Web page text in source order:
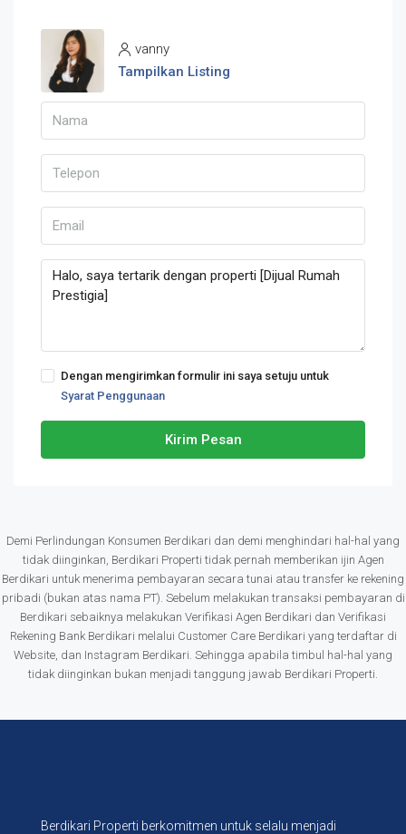
vanny
Tampilkan Listing
Dengan mengirimkan formulir ini saya setuju untuk
Syarat Penggunaan
Kirim Pesan
Demi Perlindungan Konsumen Berdikari dan demi menghindari hal-hal yang
tidak diinginkan, Berdikari Properti tidak pernah memberikan ijin Agen
Berdikari untuk menerima pembayaran secara tunai atau transfer ke rekening
pribadi (bukan atas nama PT). Sebelum melakukan transaksi pembayaran di
Berdikari sebaiknya melakukan Verifikasi Agen Berdikari dan Verifikasi
Rekening Bank Berdikari melalui Customer Care Berdikari yang terdaftar di
Website, dan Instagram Berdikari. Sehingga apabila timbul hal-hal yang
tidak diinginkan bukan menjadi tanggung jawab Berdikari Properti.
Berdikari Properti berkomitmen untuk selalu menjadi